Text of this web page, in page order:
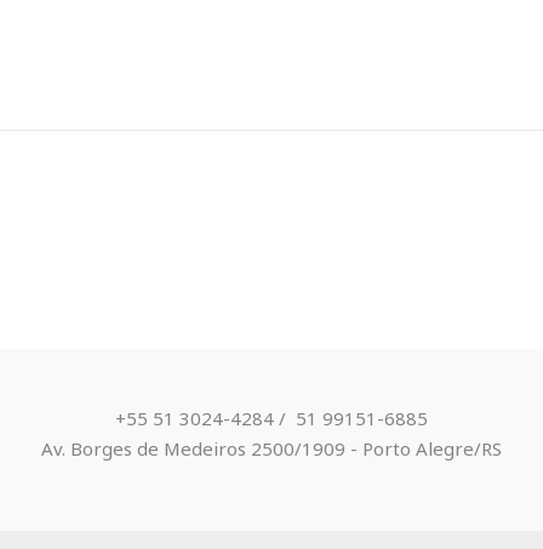
+55 51 3024-4284 / ​ 51 99151-6885
Av. Borges de Medeiros 2500/1909 - Porto Alegre/RS